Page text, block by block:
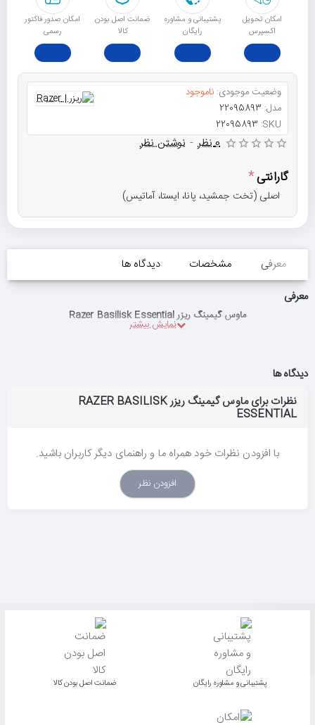
امکان تحویل
اکسپرس
پشتیبانی و مشاوره
رایگان
ﺿﻤﺎﻧﺖ اﺻﻞ ﺑﻮدن
ﮐﺎﻟﺎ
امکان صدور فاکتور
رسمی
وضعیت موجودی: ناموجود
مدل: 22095893
SKU:
22095893
0 نظر - نوشتن نظر
گارانتی
اصلی (تخت جمشید، پانا، ایستا، آماتیس)
معرفی مشخصات
دیدگاه ها
معرفی
ماوس گیمینگ ریزر Razer Basilisk Essential
دیدگاه ها
نظرات برای ماوس گیمینگ ریزر RAZER BASILISK
ESSENTIAL
با افزودن نظرات خود همراه ما و راهنمای دیگر کاربران باشید.
افزودن نظر
پشتیبانی و مشاوره رایگان ﺿﻤﺎﻧﺖ اﺻﻞ ﺑﻮدن ﮐﺎﻟﺎ